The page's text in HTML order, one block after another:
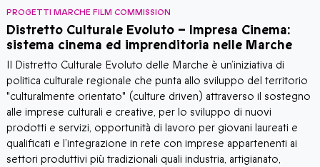
PROGETTI MARCHE FILM COMMISSION
Distretto Culturale Evoluto – Impresa Cinema:
sistema cinema ed imprenditoria nelle Marche
Il Distretto Culturale Evoluto delle Marche è un’iniziativa di
politica culturale regionale che punta allo sviluppo del territorio
"culturalmente orientato" (culture driven) attraverso il sostegno
alle imprese culturali e creative, per lo sviluppo di nuovi
prodotti e servizi, opportunità di lavoro per giovani laureati e
qualificati e l’integrazione in rete con imprese appartenenti ai
settori produttivi più tradizionali quali industria, artigianato,